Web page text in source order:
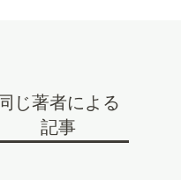
じ著者による
記事